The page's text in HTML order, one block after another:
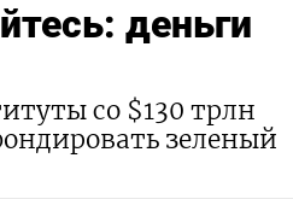
деньги
со $130 трлн
зеленый